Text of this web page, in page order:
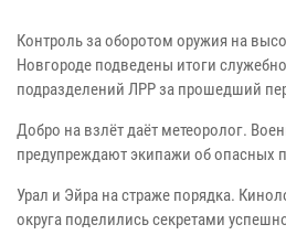
Контроль за оборотом оружия на
Новгороде подведены итоги
подразделений ЛРР за прошедший
Добро на взлёт даёт метеоролог.
предупреждают экипажи об опасных
Урал и Эйра на страже порядка.
округа поделились секретами